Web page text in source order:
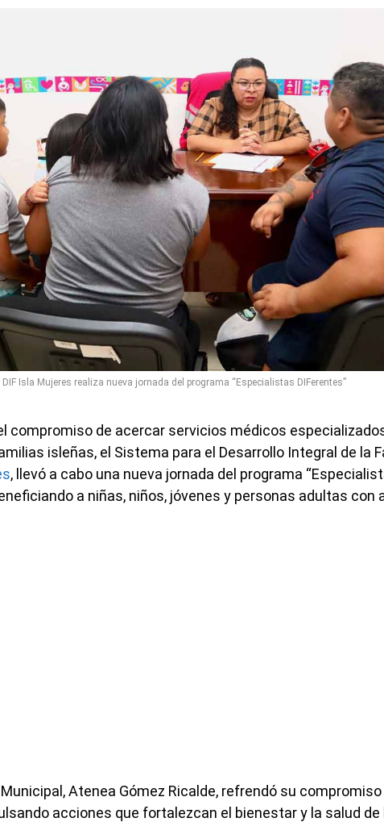
DIF Isla Mujeres realiza nueva jornada del programa “Especialistas DIFerentes”
compromiso de acercar servicios médicos
isleñas, el Sistema para el Desarrollo Integral de la
, llevó a cabo una nueva jornada del programa
a niñas, niños, jóvenes y personas adultas con
Atenea Gómez Ricalde, refrendó su compromiso
acciones que fortalezcan el bienestar y la salud de